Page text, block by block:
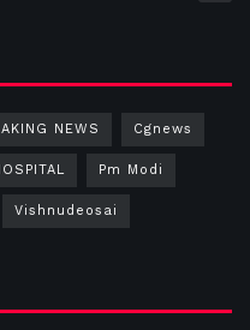
NEWS Cgnews
Pm Modi
Vishnudeosai